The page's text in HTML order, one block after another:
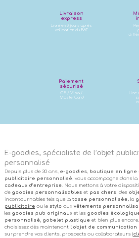
Livraison
express
Livré en 8 jours après
validation du BàT
Paiement
sécurisé
CB / Visa /
MasterCard
Une
E-goodies, spécialiste de l’objet
personnalisé
Depuis plus de 30 ans, e-goodies , boutique en ligne
publicitaire personnalisé , vous accompagne dans
cadeaux d’entreprise. Nous mettons à votre
de goodies personnalisables et pas chers , des
incontournables tels que la tasse personnalisée , la
publicitaire ou le stylo aux vêtements
les goodies pub originauxet les goodies
personnalisé, gobelet plastique et bien plus encore.
choisissez dès maintenant l’objet de communication
surprendre vos clients, prospects ou collaborateurs (